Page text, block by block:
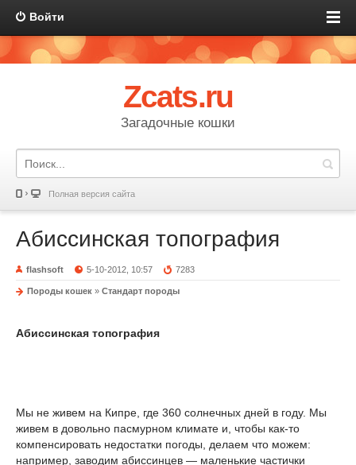
Войти
Zcats.ru
Загадочные кошки
Полная версия сайта
Абиссинская топография
flashsoft 5-10-2012, 10:57 7283
Породы кошек » Стандарт породы
Абиссинская топография
Мы не живем на Кипре, где 360 солнечных дней в году. Мы
живем в довольно пасмурном климате и, чтобы как-то
компенсировать недостатки погоды, делаем что можем:
например, заводим абиссинцев — маленькие частички